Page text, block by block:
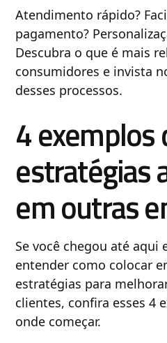
Atendimento rápido?
pagamento?
Descubra o que é mais
consumidores e invista
desses processos.
4 exemplos
estratégias
em outras
Se você chegou até aqui
entender como colocar
estratégias para
clientes, confira esses 4
onde começar.